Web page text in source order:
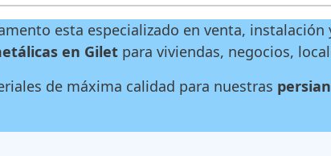
esta especializado en venta,
en Gilet para viviendas, negocios,
de máxima calidad para nuestras